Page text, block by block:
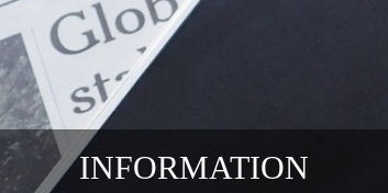
INFORMATION